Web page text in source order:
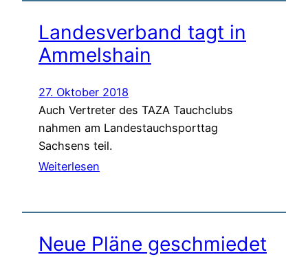
Landesverband tagt in
Ammelshain
27. Oktober 2018
Auch Vertreter des TAZA Tauchclubs
nahmen am Landestauchsporttag
Sachsens teil.
Weiterlesen
Neue Pläne geschmiedet